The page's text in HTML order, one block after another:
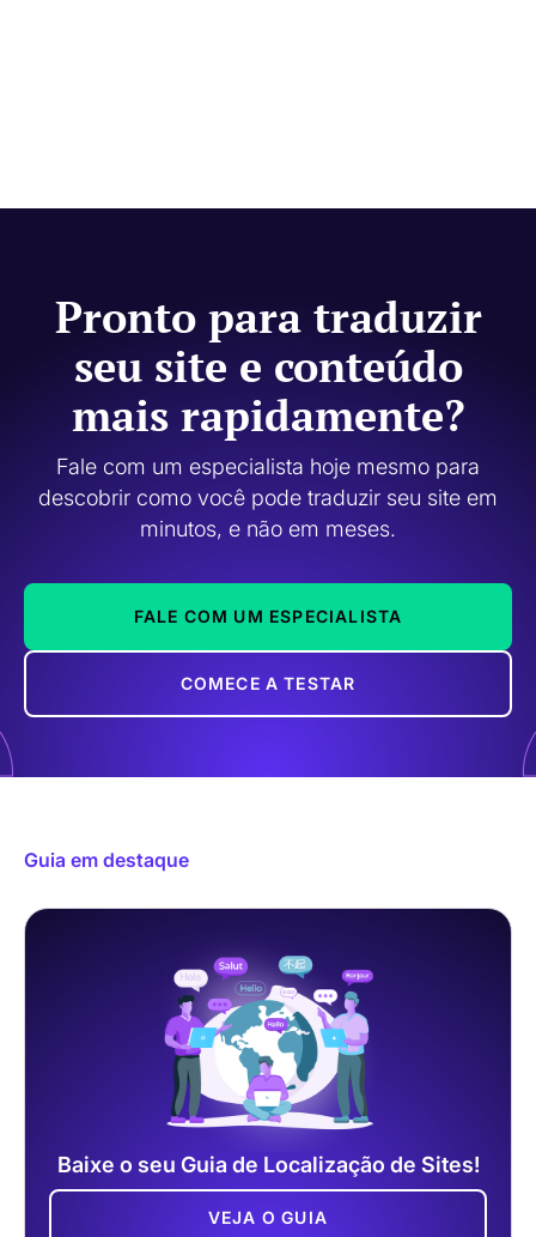
Pronto para traduzir
seu site e conteúdo
mais rapidamente?
Fale com um especialista hoje mesmo para
descobrir como você pode traduzir seu site em
minutos, e não em meses.
FALE COM UM ESPECIALISTA
COMECE A TESTAR
Guia em destaque
Baixe o seu Guia de Localização de Sites!
VEJA O GUIA